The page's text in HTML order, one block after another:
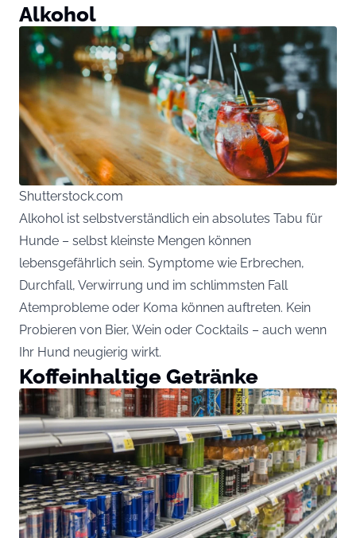
Alkohol
Shutterstock.com
Alkohol ist selbstverständlich ein absolutes Tabu für
Hunde – selbst kleinste Mengen können
lebensgefährlich sein. Symptome wie Erbrechen,
Durchfall, Verwirrung und im schlimmsten Fall
Atemprobleme oder Koma können auftreten. Kein
Probieren von Bier, Wein oder Cocktails – auch wenn
Ihr Hund neugierig wirkt.
Koffeinhaltige Getränke